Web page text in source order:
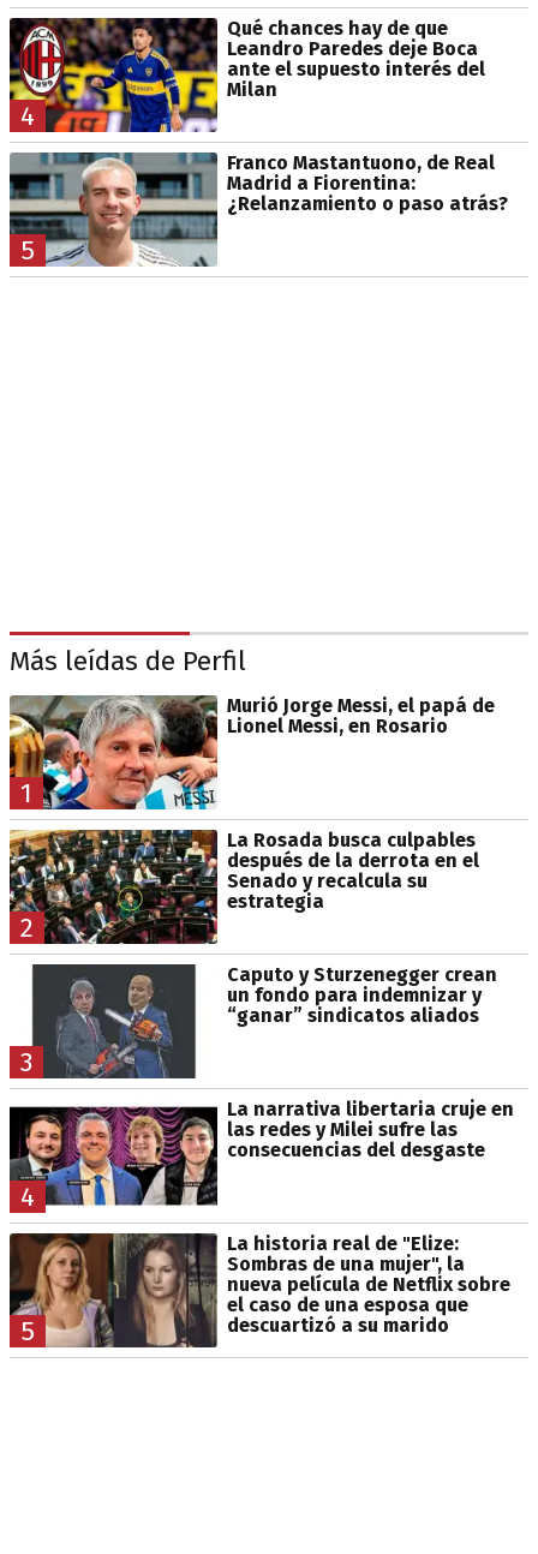
4
Qué chances hay de que
Leandro Paredes deje Boca
ante el supuesto interés del
Milan
5
Franco Mastantuono, de Real
Madrid a Fiorentina:
¿Relanzamiento o paso atrás?
Más leídas de Perfil
1
Murió Jorge Messi, el papá de
Lionel Messi, en Rosario
2
La Rosada busca culpables
después de la derrota en el
Senado y recalcula su
estrategia
3
Caputo y Sturzenegger crean
un fondo para indemnizar y
“ganar” sindicatos aliados
4
La narrativa libertaria cruje en
las redes y Milei sufre las
consecuencias del desgaste
5
La historia real de "Elize:
Sombras de una mujer", la
nueva película de Netflix sobre
el caso de una esposa que
descuartizó a su marido